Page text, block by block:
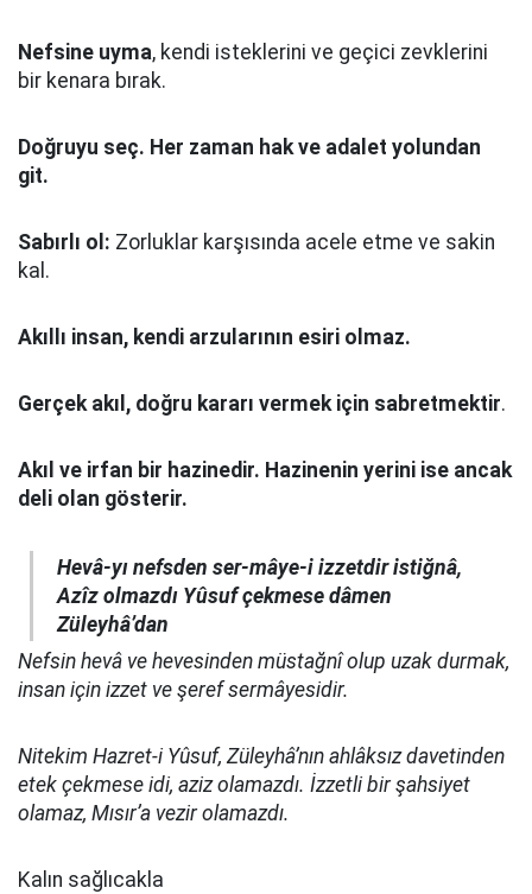
Nefsine uyma, kendi isteklerini ve geçici zevklerini
bir kenara bırak.
Doğruyu seç. Her zaman hak ve adalet yolundan
git.
Sabırlı ol: Zorluklar karşısında acele etme ve sakin
kal.
Akıllı insan, kendi arzularının esiri olmaz.
Gerçek akıl, doğru kararı vermek için sabretmektir.
Akıl ve irfan bir hazinedir. Hazinenin yerini ise ancak
deli olan gösterir.
Hevâ-yı nefsden ser-mâye-i izzetdir istiğnâ,
Azîz olmazdı Yûsuf çekmese dâmen
Züleyhâ’dan
Nefsin hevâ ve hevesinden müstağnî olup uzak durmak,
insan için izzet ve şeref sermâyesidir.
Nitekim Hazret-i Yûsuf, Züleyhâ’nın ahlâksız davetinden
etek çekmese idi, aziz olamazdı. İzzetli bir şahsiyet
olamaz, Mısır’a vezir olamazdı.
Kalın sağlıcakla